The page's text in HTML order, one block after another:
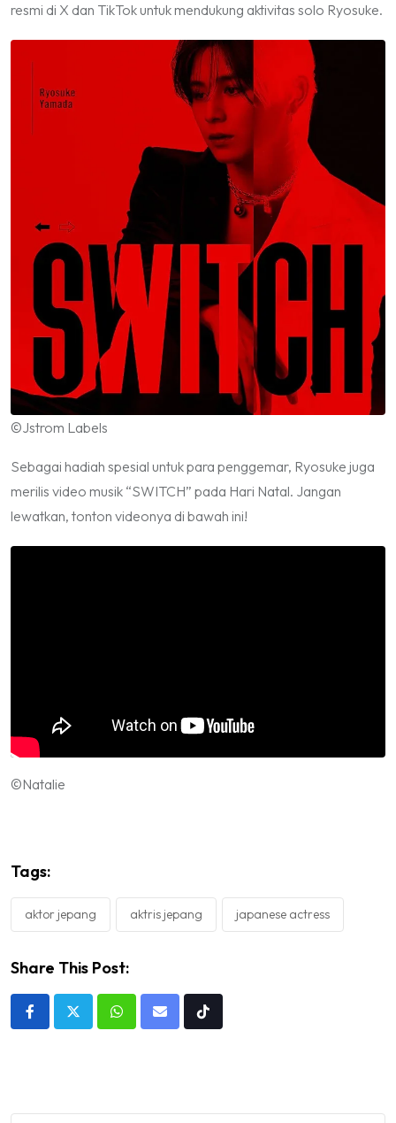
resmi di X dan TikTok untuk mendukung aktivitas solo Ryosuke.
©Jstrom Labels
Sebagai hadiah spesial untuk para penggemar, Ryosuke juga
merilis video musik “SWITCH” pada Hari Natal. Jangan
lewatkan, tonton videonya di bawah ini!
©Natalie
Tags:
aktor jepang aktris jepang japanese actress
Share This Post:
Whatsapp
Share
Tiktok